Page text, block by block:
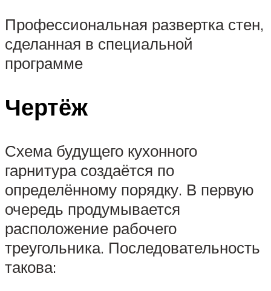
Профессиональная развертка стен,
сделанная в специальной
программе
Чертёж
Схема будущего кухонного
гарнитура создаётся по
определённому порядку. В первую
очередь продумывается
расположение рабочего
треугольника. Последовательность
такова: